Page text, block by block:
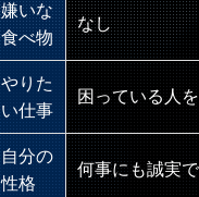
嫌いな
食べ物
なし
やりた
い仕事
困っている人
自分の
性格
何事にも誠実